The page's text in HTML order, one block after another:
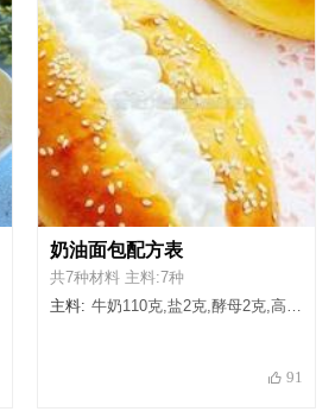
奶油面包配方表
共7种材料 主料:7种
主料: 牛奶110克,盐2克,酵母2克,高粉200克,鸡蛋液20克,蜂蜜30克,黄油20克
91